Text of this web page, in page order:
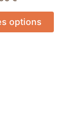
options
produit